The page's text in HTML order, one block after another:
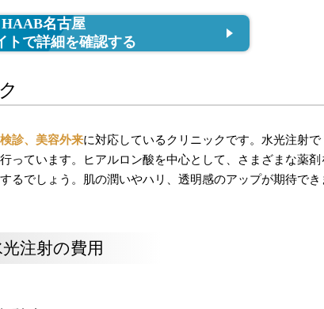
HAAB名古屋
トで詳細を確認する
診、美容外来に対応しているクリニックです。水光注射で
っています。ヒアルロン酸を中心として、さまざまな薬剤
るでしょう。肌の潤いやハリ、透明感のアップが期待でき
注射の費用